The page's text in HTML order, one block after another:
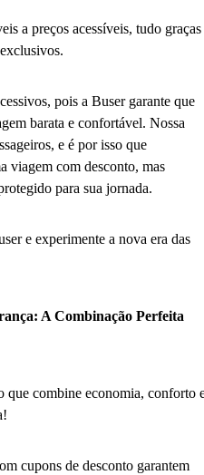
a preços acessíveis, tudo graças
pois a Buser garante que
barata e confortável. Nossa
e é por isso que
viagem com desconto, mas
para sua jornada.
e experimente a nova era das
A Combinação Perfeita
que combine economia, conforto
cupons de desconto garantem